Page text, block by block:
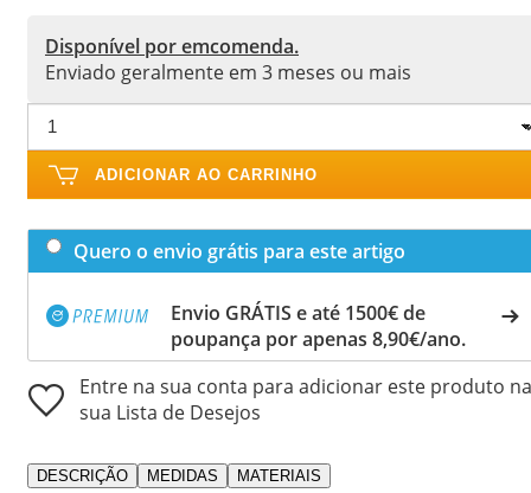
Disponível por emcomenda.
Enviado geralmente em 3 meses ou mais
ADICIONAR AO CARRINHO
Quero o envio grátis para este artigo
Envio GRÁTIS e até 1500€ de
poupança por apenas 8,90€/ano.
Entre na sua conta para adicionar este produto na
sua Lista de Desejos
DESCRIÇÃO MEDIDAS MATERIAIS